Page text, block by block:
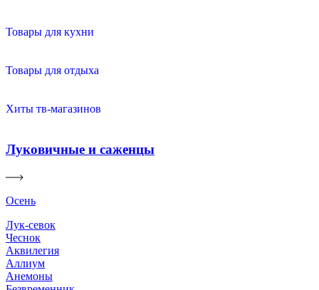
Товары для кухни
Товары для отдыха
Хиты тв-магазинов
Луковичные и саженцы
Осень
Лук-севок
Чеснок
Аквилегия
Аллиум
Анемоны